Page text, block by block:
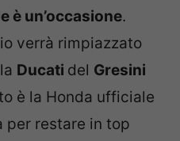
è un’occasione.
verrà rimpiazzato
Ducati del Gresini
è la Honda ufficiale
per restare in top